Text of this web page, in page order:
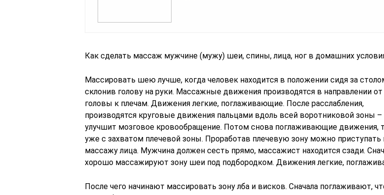
Как сделать массаж мужчине (мужу) шеи, спины, лица, ног в домашних
Массировать шею лучше, когда человек находится в положении сидя за
склонив голову на руки. Массажные движения производятся в направлении от
головы к плечам. Движения легкие, поглаживающие. После расслабления,
производятся круговые движения пальцами вдоль всей воротниковой зоны –
улучшит мозговое кровообращение. Потом снова поглаживающие движения,
уже с захватом плечевой зоны. Проработав плечевую зону можно приступать
массажу лица. Мужчина должен сесть прямо, массажист находится сзади.
хорошо массажируют зону шеи под подбородком. Движения легкие,
После чего начинают массировать зону лба и висков. Сначала поглаживают,